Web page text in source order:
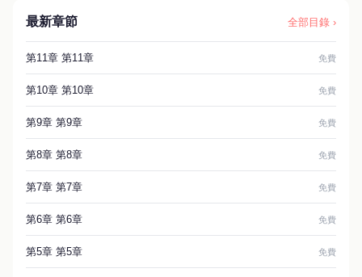
最新章節 全部目錄 ›
第11章 第11章 免費
第10章 第10章 免費
第9章 第9章 免費
第8章 第8章 免費
第7章 第7章 免費
第6章 第6章 免費
第5章 第5章 免費